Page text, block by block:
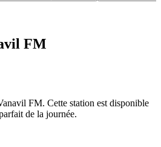
FM
FM. Cette station est disponible
de la journée.